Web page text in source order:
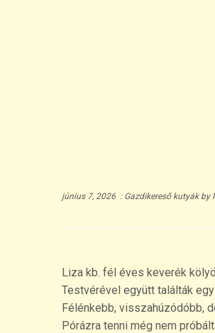
június 7, 2026 : Gazdikereső kutyák by
Liza kb. fél éves keverék
Testvérével együtt találták
Félénkebb, visszahúzódóbb,
Pórázra tenni még nem